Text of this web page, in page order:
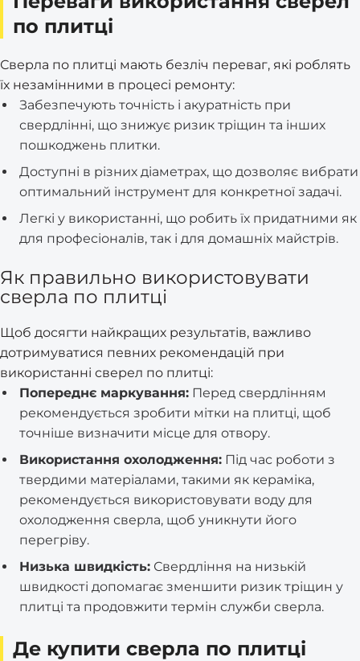
по плитці
Сверла по плитці мають безліч переваг, які роблять
їх незамінними в процесі ремонту:
Забезпечують точність і акуратність при
свердлінні, що знижує ризик тріщин та інших
пошкоджень плитки.
Доступні в різних діаметрах, що дозволяє вибрати
оптимальний інструмент для конкретної задачі.
Легкі у використанні, що робить їх придатними як
для професіоналів, так і для домашніх майстрів.
Як правильно використовувати
сверла по плитці
Щоб досягти найкращих результатів, важливо
дотримуватися певних рекомендацій при
використанні сверел по плитці:
Попереднє маркування: Перед свердлінням
рекомендується зробити мітки на плитці, щоб
точніше визначити місце для отвору.
Використання охолодження: Під час роботи з
твердими матеріалами, такими як кераміка,
рекомендується використовувати воду для
охолодження сверла, щоб уникнути його
перегріву.
Низька швидкість: Свердління на низькій
швидкості допомагає зменшити ризик тріщин у
плитці та продовжити термін служби сверла.
Де купити сверла по плитці